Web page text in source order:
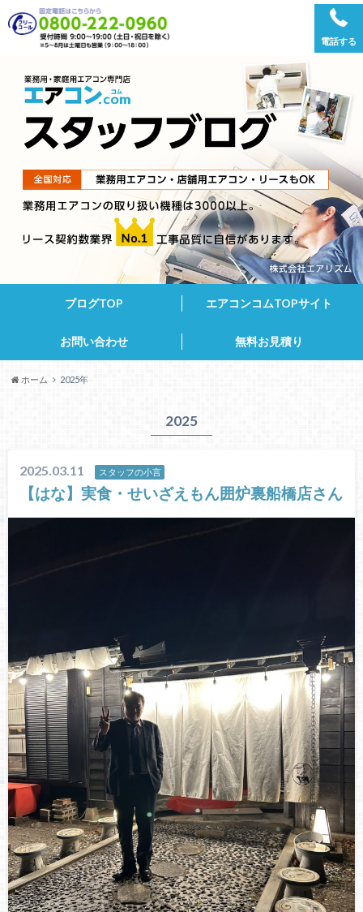
電話する
ブログTOP エアコンコムTOPサイト
お問い合わせ 無料お見積り
ホーム 2025年
2025
2025.03.11 スタッフの小言
【はな】実食・せいざえもん囲炉裏船橋店さん